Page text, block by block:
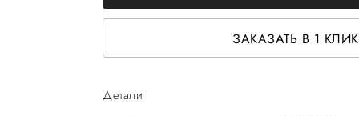
ЗАКАЗАТЬ В 1 КЛИК
Детали